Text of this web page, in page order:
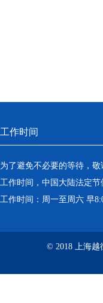
工作时间
为了避免不必要的等待，
工作时间，中国大陆法定节
工作时间：周一至周六 早
© 2018 上海越